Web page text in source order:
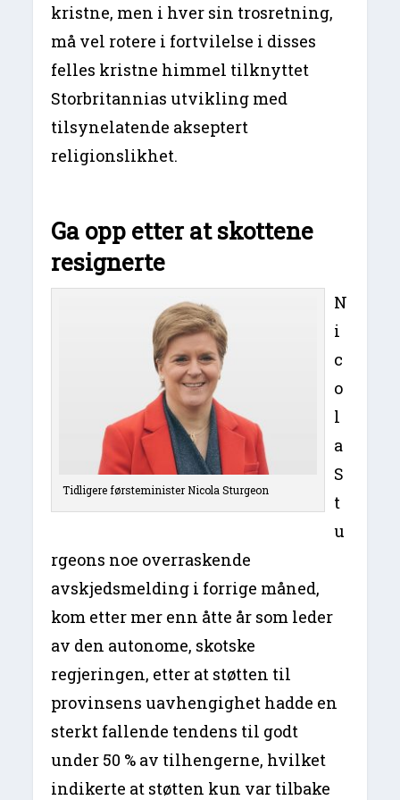
kristne, men i hver sin trosretning,
må vel rotere i fortvilelse i disses
felles kristne himmel tilknyttet
Storbritannias utvikling med
tilsynelatende akseptert
religionslikhet.
Ga opp etter at skottene
resignerte
Tidligere førsteminister Nicola Sturgeon
N
i
c
o
l
a
S
t
u
rgeons noe overraskende
avskjedsmelding i forrige måned,
kom etter mer enn åtte år som leder
av den autonome, skotske
regjeringen, etter at støtten til
provinsens uavhengighet hadde en
sterkt fallende tendens til godt
under 50 % av tilhengerne, hvilket
indikerte at støtten kun var tilbake